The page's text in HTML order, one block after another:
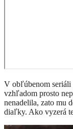
V obľúbenom seriáli
vzhľadom prosto
nenadelila, zato mu
diaľky. Ako vyzerá